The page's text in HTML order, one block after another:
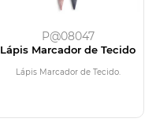
P@08047
Lápis Marcador de Tecido
Lápis Marcador de Tecido.